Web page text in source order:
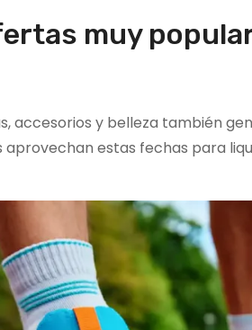
muy
accesorios y belleza también
aprovechan estas fechas para